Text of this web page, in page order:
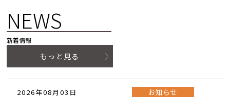
NEWS
新着情報
もっと見る
2026年08月03日
お知らせ